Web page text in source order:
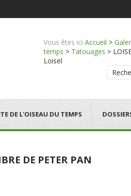
Vous êtes ici Accueil >
temps > Tatouages >
Loisel
DE L'OISEAU DU TEMPS
DE PETER PAN